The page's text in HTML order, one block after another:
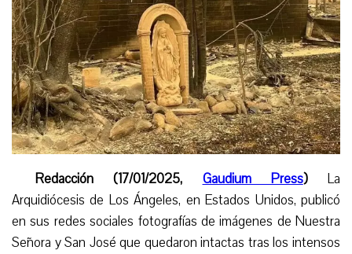
Redacción (17/01/2025, Gaudium Press)La
Arquidiócesis de Los Ángeles, en Estados Unidos, publicó
en sus redes sociales fotografías de imágenes de Nuestra
Señora y San José que quedaron intactas tras los intensos